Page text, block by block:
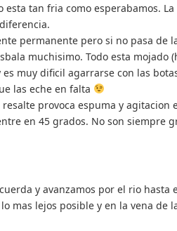
esta tan fria como esperabamos.
permanente pero si no pasa de
muchisimo. Todo esta
muy dificil agarrarse con las
las eche en falta
provoca espuma y
en 45 grados. No son siempre
y avanzamos por el rio
mas lejos posible y en la vena de